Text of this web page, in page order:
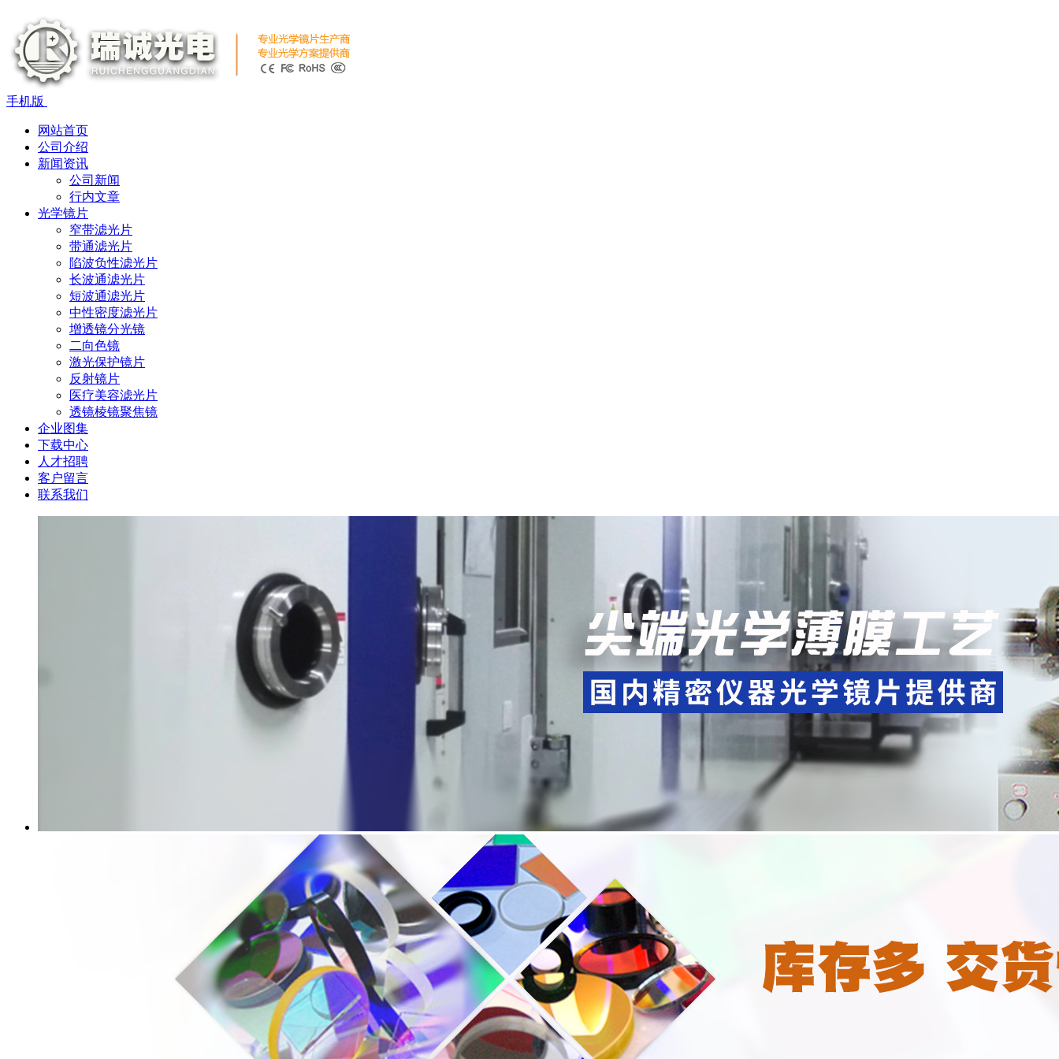
手机版
网站首页
公司介绍
新闻资讯
公司新闻
行内文章
光学镜片
窄带滤光片
带通滤光片
陷波负性滤光片
长波通滤光片
短波通滤光片
中性密度滤光片
增透镜分光镜
二向色镜
激光保护镜片
反射镜片
医疗美容滤光片
透镜棱镜聚焦镜
企业图集
下载中心
人才招聘
客户留言
联系我们